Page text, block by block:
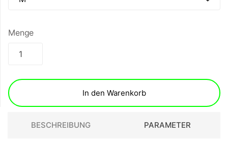
Menge
In den Warenkorb
BESCHREIBUNG PARAMETER